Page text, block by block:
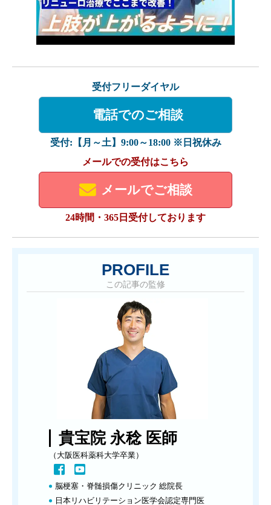
受付フリーダイヤル
電話でのご相談
受付:【月～土】9:00～18:00 ※日祝休み
メールでの受付はこちら
メールでご相談
24時間・365日受付しております
PROFILE
この記事の監修
貴宝院 永稔 医師
（大阪医科薬科大学卒業）
脳梗塞・脊髄損傷クリニック 総院長
日本リハビリテーション医学会認定専門医